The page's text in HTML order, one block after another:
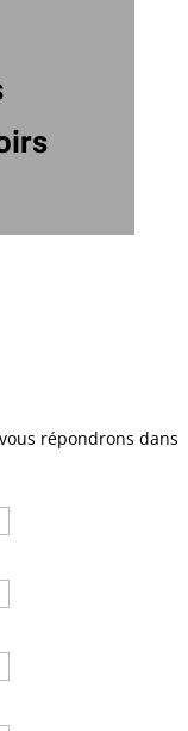
répondrons dans